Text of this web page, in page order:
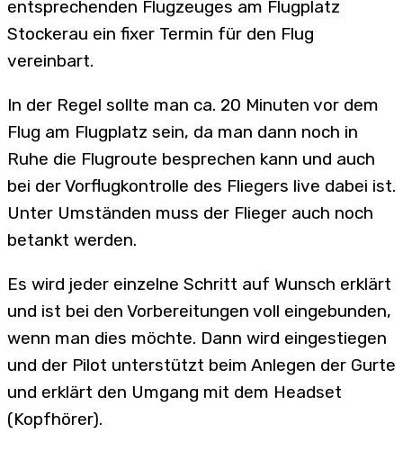
entsprechenden Flugzeuges am Flugplatz
Stockerau ein fixer Termin für den Flug
vereinbart.
In der Regel sollte man ca. 20 Minuten vor dem
Flug am Flugplatz sein, da man dann noch in
Ruhe die Flugroute besprechen kann und auch
bei der Vorflugkontrolle des Fliegers live dabei ist.
Unter Umständen muss der Flieger auch noch
betankt werden.
Es wird jeder einzelne Schritt auf Wunsch erklärt
und ist bei den Vorbereitungen voll eingebunden,
wenn man dies möchte. Dann wird eingestiegen
und der Pilot unterstützt beim Anlegen der Gurte
und erklärt den Umgang mit dem Headset
(Kopfhörer).